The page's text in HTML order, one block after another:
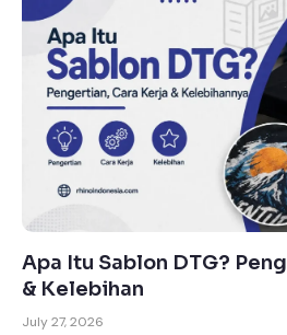
Apa Itu Sablon DTG?
& Kelebihan
July 27, 2026